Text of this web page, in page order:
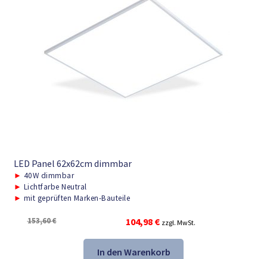
LED Panel 62x62cm dimmbar
► 40W dimmbar
► Lichtfarbe Neutral
► mit geprüften Marken-Bauteile
153,60€
Ursprünglicher
Preis
war:
104,98 €Aktueller
Preis
ist:
zzgl. MwSt.
In den Warenkorb